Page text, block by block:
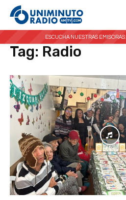
ESCUCHA NUESTRAS EMISORAS:
Inicio Etiquetas Radio
Tag: Radio